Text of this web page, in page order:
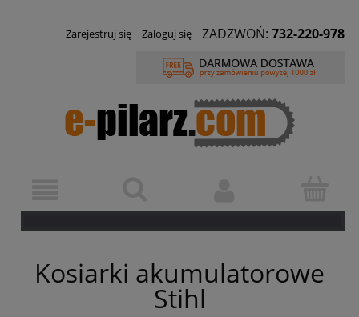
Zarejestruj się Zaloguj się ZADZWOŃ: 732-220-978
Kosiarki akumulatorowe
Stihl